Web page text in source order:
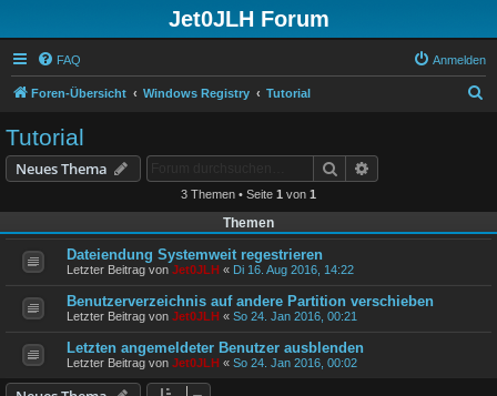
Jet0JLH Forum
FAQ Anmelden
Foren-Übersicht Windows Registry Tutorial
Tutorial
Neues Thema Suche
3 Themen • Seite 1 von 1
Themen
Dateiendung Systemweit regestrieren
Letzter Beitrag von Jet0JLH « Di 16. Aug 2016, 14:22
Benutzerverzeichnis auf andere Partition verschieben
Letzter Beitrag von Jet0JLH « So 24. Jan 2016, 00:21
Letzten angemeldeter Benutzer ausblenden
Letzter Beitrag von Jet0JLH « So 24. Jan 2016, 00:02